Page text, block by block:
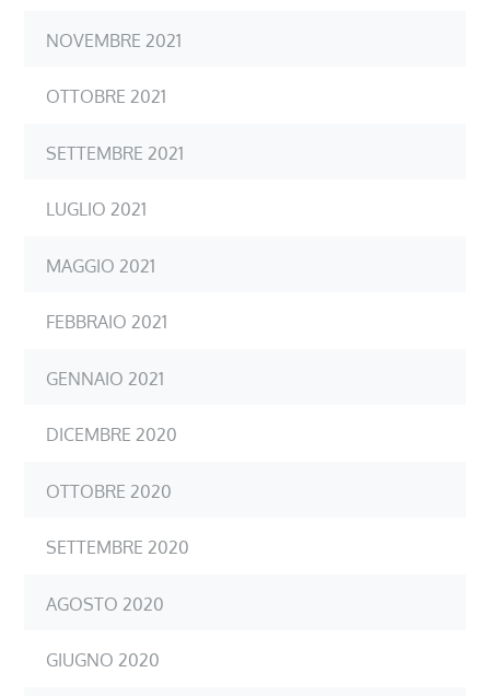
NOVEMBRE 2021
OTTOBRE 2021
SETTEMBRE 2021
LUGLIO 2021
MAGGIO 2021
FEBBRAIO 2021
GENNAIO 2021
DICEMBRE 2020
OTTOBRE 2020
SETTEMBRE 2020
AGOSTO 2020
GIUGNO 2020